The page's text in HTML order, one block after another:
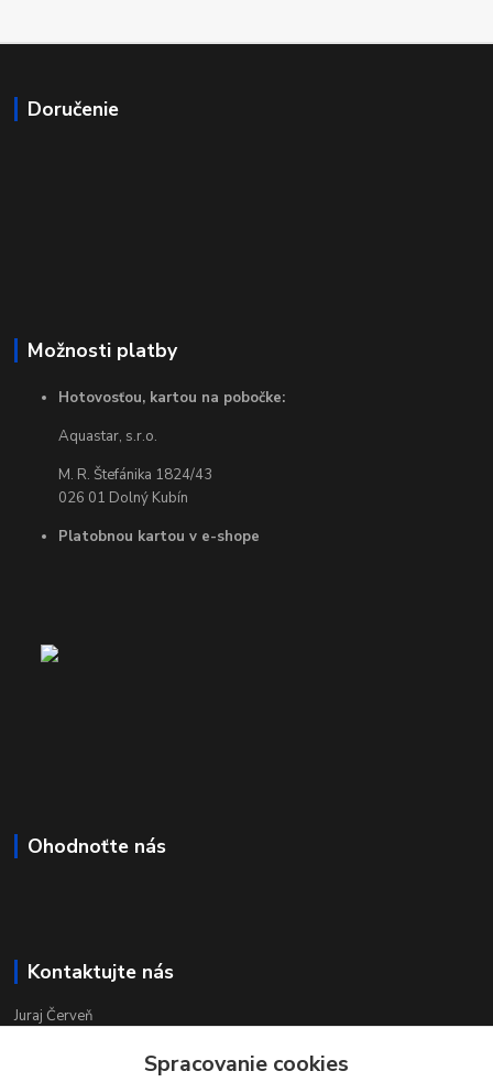
Doručenie
Možnosti platby
Hotovosťou, kartou na pobočke:
Aquastar, s.r.o.
M. R. Štefánika 1824/43
026 01 Dolný Kubín
Platobnou kartou v e-shope
Ohodnoťte nás
Kontaktujte nás
Juraj Červeň
pondelok-piatok 8:00 - 16:00Spracovanie cookies